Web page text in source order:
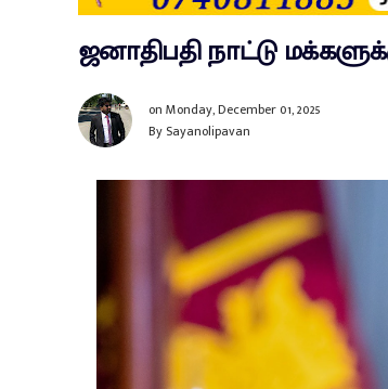
ஜனாதிபதி நாட்டு
on Monday, December 01, 2025
By Sayanolipavan